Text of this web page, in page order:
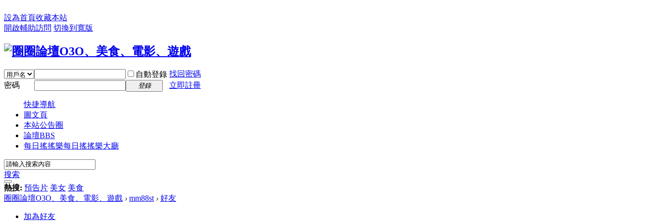
設為首頁收藏本站
開啟輔助訪問 切換到寬版
自動登錄 找回密碼
密碼
登錄 立即註冊
快捷導航
圖文頁
本站公告圈
論壇BBS
每日搖搖樂每日搖搖樂大廳
搜索
熱搜: 預告片 美女 美食
圈圈論壇O3O、美食、電影、遊戲 › mm88st › 好友
加為好友